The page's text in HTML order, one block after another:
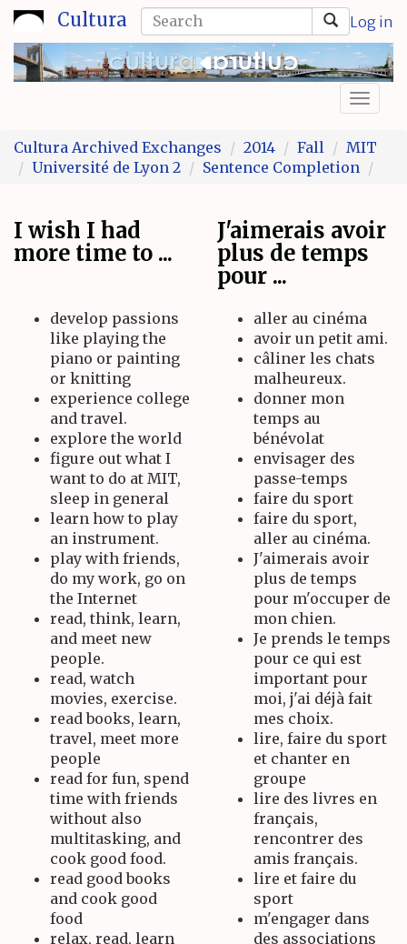
Skip
to
main
content
Cultura Log in
Search
form
Search
Cultura Archived Exchanges
2014 Fall
MIT
Université de Lyon 2
Sentence Completion
I wish I had
more time to ...
J'aimerais avoir
plus de temps
pour ...
develop passions
like playing the
piano or painting
or knitting
experience college
and travel.
explore the world
figure out what I
want to do at MIT,
sleep in general
learn how to play
an instrument.
play with friends,
do my work, go on
the Internet
read, think, learn,
and meet new
people.
read, watch
movies, exercise.
read books, learn,
travel, meet more
people
read for fun, spend
time with friends
without also
multitasking, and
cook good food.
read good books
and cook good
food
relax, read, learn
aller au cinéma
avoir un petit ami.
câliner les chats
malheureux.
donner mon
temps au
bénévolat
envisager des
passe-temps
faire du sport
faire du sport,
aller au cinéma.
J'aimerais avoir
plus de temps
pour m'occuper de
mon chien.
Je prends le temps
pour ce qui est
important pour
moi, j'ai déjà fait
mes choix.
lire, faire du sport
et chanter en
groupe
lire des livres en
français,
rencontrer des
amis français.
lire et faire du
sport
m'engager dans
des associations